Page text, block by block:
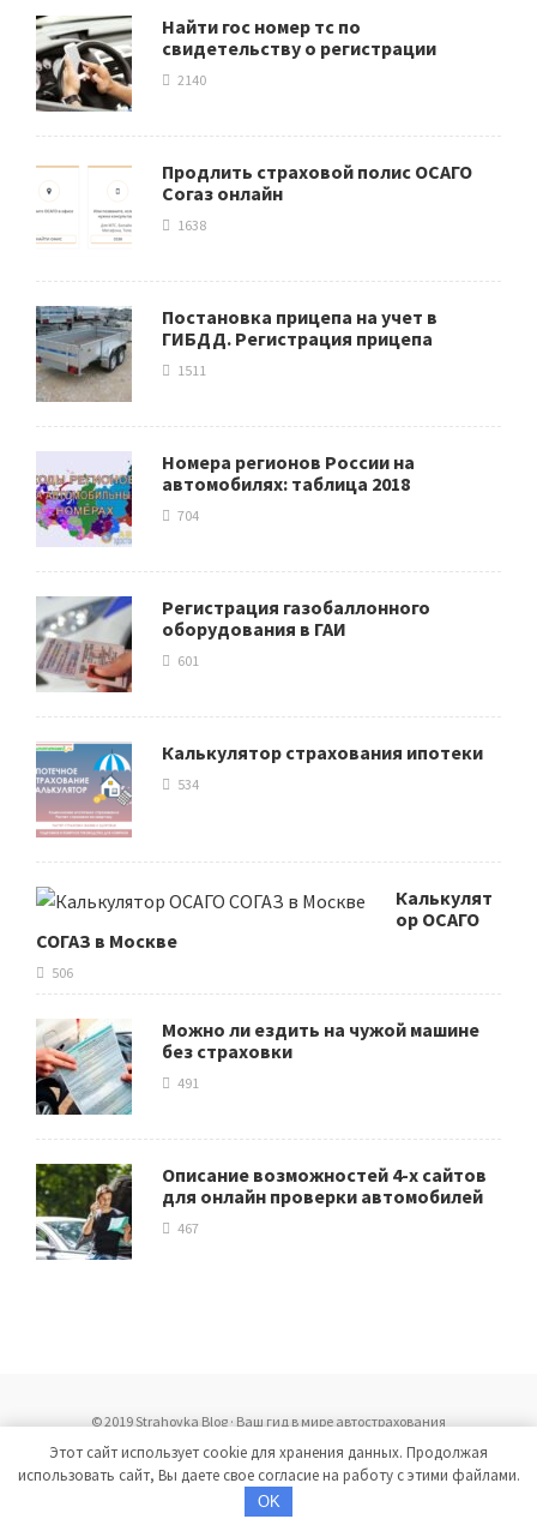
Найти гос номер тс по
свидетельству о регистрации
2140
Продлить страховой полис ОСАГО
Согаз онлайн
1638
Постановка прицепа на учет в
ГИБДД. Регистрация прицепа
1511
Номера регионов России на
автомобилях: таблица 2018
704
Регистрация газобаллонного
оборудования в ГАИ
601
Калькулятор страхования ипотеки
534
Калькулят
ор ОСАГО
СОГАЗ в Москве
506
Можно ли ездить на чужой машине
без страховки
491
Описание возможностей 4-х сайтов
для онлайн проверки автомобилей
467
© 2019 Strahovka Blog · Ваш гид в мире автострахования
Копирование материалов без разрешения запрещено
Все материалы носят исключительно ознакомительный характер
Политика конфиденциальности сайта
Этот сайт использует cookie для хранения данных. Продолжая
использовать сайт, Вы даете свое согласие на работу с этими файлами.
OK